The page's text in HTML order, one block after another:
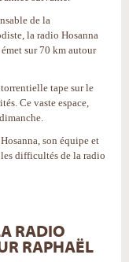
de la
la radio Hosanna
sur 70 km autour
tape sur le
Ce vaste espace,
son équipe et
difficultés de la radio
RADIO
RAPHAËL